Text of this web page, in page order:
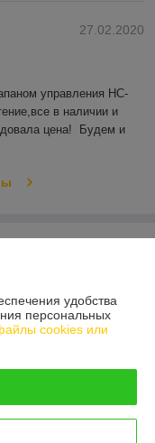
27.02.2020
управления HC-
в наличии и
цена!  Будем и
удобства
персональных
cookies или